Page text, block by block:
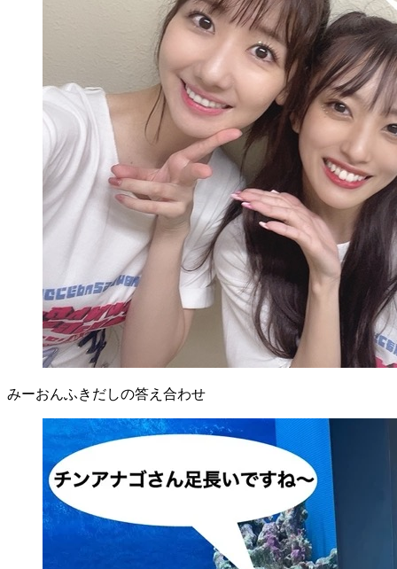
みーおんふきだしの答え合わせ